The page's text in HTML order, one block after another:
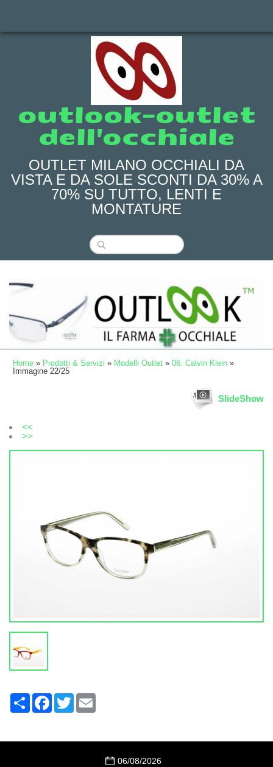
outlook-outlet
dell'occhiale
OUTLET MILANO OCCHIALI DA
VISTA E DA SOLE SCONTI DA 30% A
70% SU TUTTO, LENTI E
MONTATURE
Home » Prodotti & Servizi » Modelli Outlet » 06. Calvin Klein »
Immagine 22/25
SlideShow
<<
>>
Share Facebook
Twitter
06/08/2026